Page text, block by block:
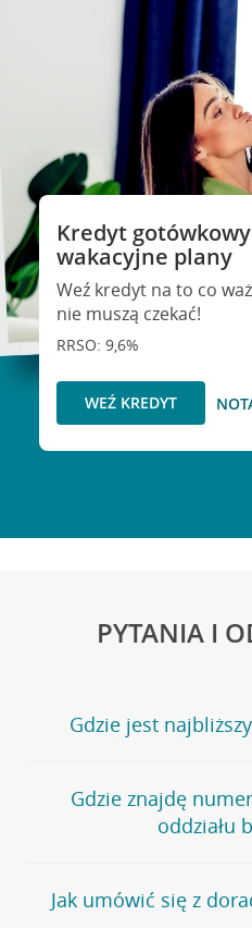
Kredyt
wakacyjne plany
Weź kredyt na to co
nie muszą czekać!
RRSO: 9,6%
WEŹ KREDYT
PYTANIA I
Gdzie jest
Jeśli szukasz oddziału
stronęPlacówki i bankomaty,
wygodna wyszukiwarka.
oddziałów
Gdzie znajdę
oddziału
Bank Credit Agricole nie
telefonu do placówki
Jak umówić się z